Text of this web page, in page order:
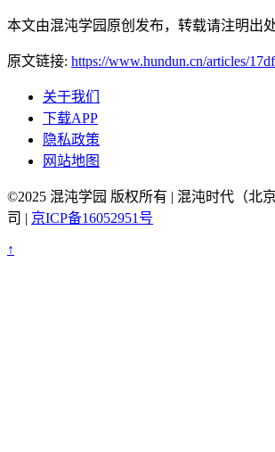
本文由混沌学园原创发布，转载请注明出
原文链接: https://www.hundun.cn/articles/
关于我们
下载APP
隐私政策
网站地图
©2025 混沌学园 版权所有 | 混沌时代（北
司 | 京ICP备16052951号
↑